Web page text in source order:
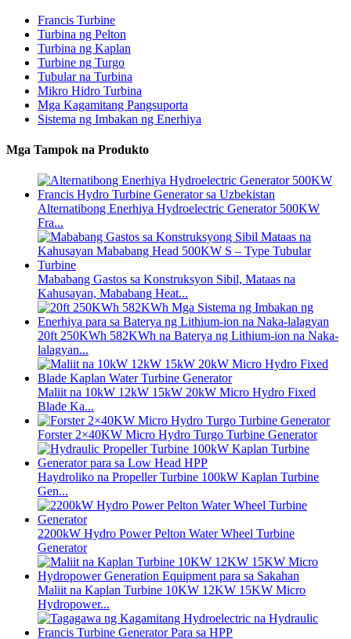
Francis Turbine
Turbina ng Pelton
Turbina ng Kaplan
Turbine ng Turgo
Tubular na Turbina
Mikro Hidro Turbina
Mga Kagamitang Pangsuporta
Sistema ng Imbakan ng Enerhiya
Mga Tampok na Produkto
Alternatibong Enerhiya Hydroelectric Generator 500KW
Fra...
Mababang Gastos sa Konstruksyon Sibil, Mataas na
Kahusayan, Mababang Heat...
20ft 250KWh 582KWh na Baterya ng Lithium-ion na Naka-
lalagyan...
Maliit na 10kW 12kW 15kW 20kW Micro Hydro Fixed
Blade Ka...
Forster 2×40KW Micro Hydro Turgo Turbine Generator
Haydroliko na Propeller Turbine 100kW Kaplan Turbine
Gen...
2200kW Hydro Power Pelton Water Wheel Turbine
Generator
Maliit na Kaplan Turbine 10KW 12KW 15KW Micro
Hydropower...